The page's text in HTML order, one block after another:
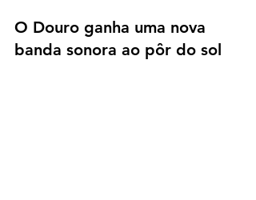
O Douro ganha uma nova
banda sonora ao pôr do sol